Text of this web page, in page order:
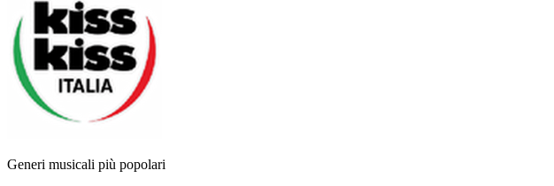
Generi musicali più popolari